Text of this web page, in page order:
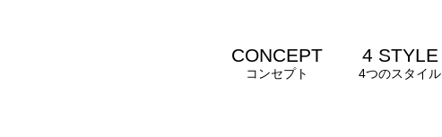
CONCEPT
コンセプト
4 STYLE
4つのスタイル